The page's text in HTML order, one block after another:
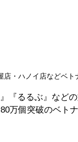
・ハノイ店などベト
『るるぶ』など
万個突破のベト